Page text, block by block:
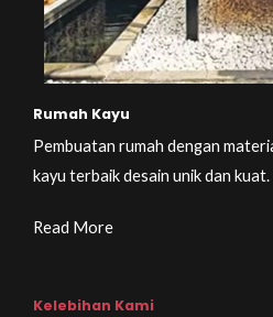
Rumah Kayu
Pembuatan rumah dengan
kayu terbaik desain unik dan kuat.
Read More
Kelebihan Kami